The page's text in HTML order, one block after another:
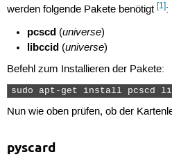
werden folgende Pakete benötigt [1]:
pcscd (universe)
libccid (universe)
Befehl zum Installieren der Pakete:
sudo apt-get install pcscd
Nun wie oben prüfen, ob der
pyscard